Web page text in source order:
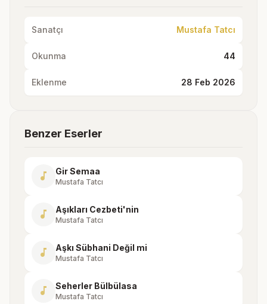
Sanatçı Mustafa Tatcı
Okunma 44
Eklenme 28 Feb 2026
Benzer Eserler
music_note Gir Semaa
Mustafa Tatcı
music_note Aşıkları Cezbeti'nin
Mustafa Tatcı
music_note Aşkı Sübhani Değil mi
Mustafa Tatcı
music_note Seherler Bülbülasa
Mustafa Tatcı